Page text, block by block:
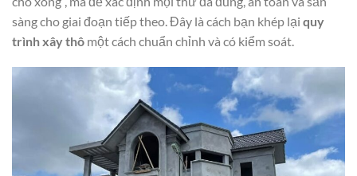
sàng cho giai đoạn tiếp theo. Đây là cách bạn khép lại quy
trình xây thô một cách chuẩn chỉnh và có kiểm soát.